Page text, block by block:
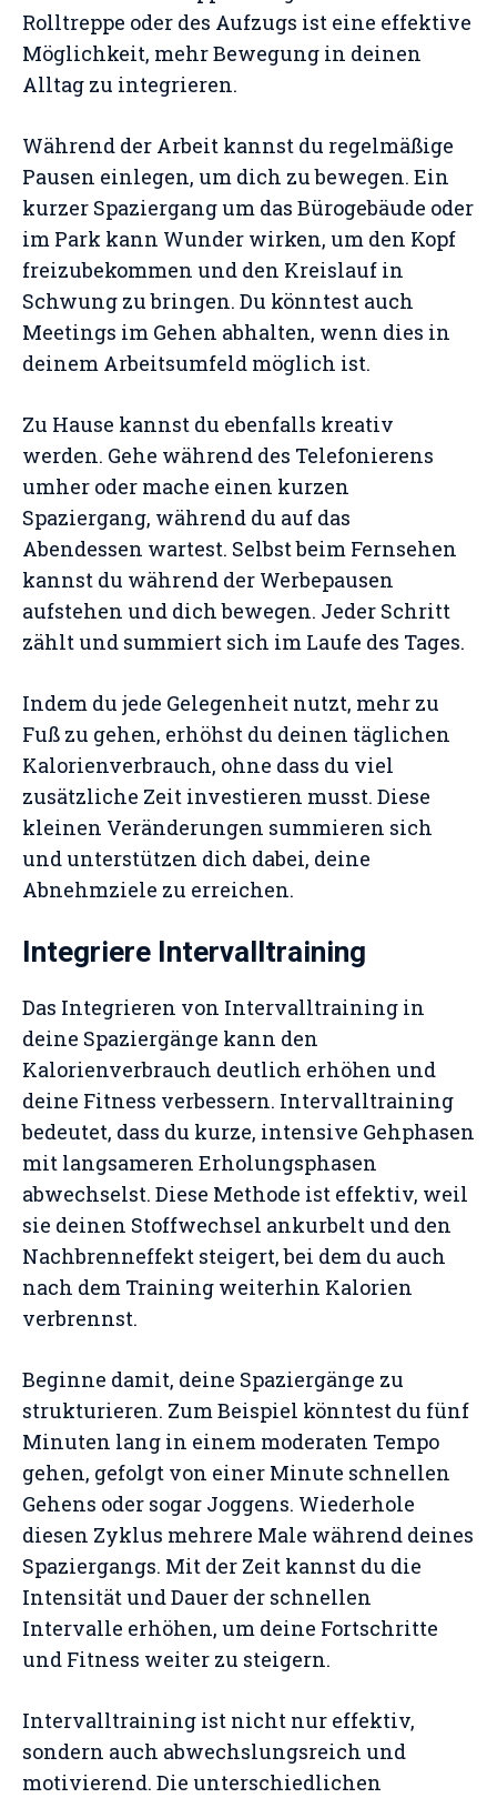
Rolltreppe oder des Aufzugs ist eine effektive
Möglichkeit, mehr Bewegung in deinen
Alltag zu integrieren.
Während der Arbeit kannst du regelmäßige
Pausen einlegen, um dich zu bewegen. Ein
kurzer Spaziergang um das Bürogebäude oder
im Park kann Wunder wirken, um den Kopf
freizubekommen und den Kreislauf in
Schwung zu bringen. Du könntest auch
Meetings im Gehen abhalten, wenn dies in
deinem Arbeitsumfeld möglich ist.
Zu Hause kannst du ebenfalls kreativ
werden. Gehe während des Telefonierens
umher oder mache einen kurzen
Spaziergang, während du auf das
Abendessen wartest. Selbst beim Fernsehen
kannst du während der Werbepausen
aufstehen und dich bewegen. Jeder Schritt
zählt und summiert sich im Laufe des Tages.
Indem du jede Gelegenheit nutzt, mehr zu
Fuß zu gehen, erhöhst du deinen täglichen
Kalorienverbrauch, ohne dass du viel
zusätzliche Zeit investieren musst. Diese
kleinen Veränderungen summieren sich
und unterstützen dich dabei, deine
Abnehmziele zu erreichen.
Integriere Intervalltraining
Das Integrieren von Intervalltraining in
deine Spaziergänge kann den
Kalorienverbrauch deutlich erhöhen und
deine Fitness verbessern. Intervalltraining
bedeutet, dass du kurze, intensive Gehphasen
mit langsameren Erholungsphasen
abwechselst. Diese Methode ist effektiv, weil
sie deinen Stoffwechsel ankurbelt und den
Nachbrenneffekt steigert, bei dem du auch
nach dem Training weiterhin Kalorien
verbrennst.
Beginne damit, deine Spaziergänge zu
strukturieren. Zum Beispiel könntest du fünf
Minuten lang in einem moderaten Tempo
gehen, gefolgt von einer Minute schnellen
Gehens oder sogar Joggens. Wiederhole
diesen Zyklus mehrere Male während deines
Spaziergangs. Mit der Zeit kannst du die
Intensität und Dauer der schnellen
Intervalle erhöhen, um deine Fortschritte
und Fitness weiter zu steigern.
Intervalltraining ist nicht nur effektiv,
sondern auch abwechslungsreich und
motivierend. Die unterschiedlichen